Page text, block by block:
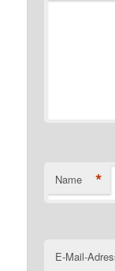
Name *
E-Mail-